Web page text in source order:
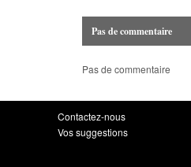
Pas de commentaire
Pas de commentaire
Contactez-nous
Vos suggestions